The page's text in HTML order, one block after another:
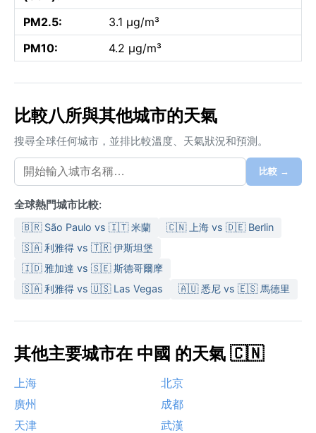
PM2.5:
3.1 µg/m³
PM10:
4.2 µg/m³
比較八所與其他城市的天氣
搜尋全球任何城市，並排比較溫度、天氣狀況和預測。
比較 →
全球熱門城市比較:
🇧🇷 São Paulo vs 🇮🇹 米蘭
🇨🇳 上海 vs 🇩🇪 Berlin
🇸🇦 利雅得 vs 🇹🇷 伊斯坦堡
🇮🇩 雅加達 vs 🇸🇪 斯德哥爾摩
🇸🇦 利雅得 vs 🇺🇸 Las Vegas
🇦🇺 悉尼 vs 🇪🇸 馬德里
其他主要城市在 中國 的天氣 🇨🇳
上海
北京
廣州
成都
天津
武漢